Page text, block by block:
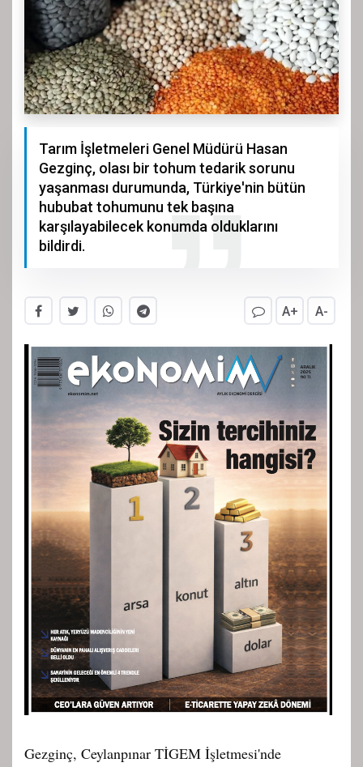
Tarım İşletmeleri Genel Müdürü Hasan
Gezginç, olası bir tohum tedarik sorunu
yaşanması durumunda, Türkiye'nin bütün
hububat tohumunu tek başına
karşılayabilecek konumda olduklarını
bildirdi.
A+ A-
Gezginç, Ceylanpınar TİGEM İşletmesi'nde